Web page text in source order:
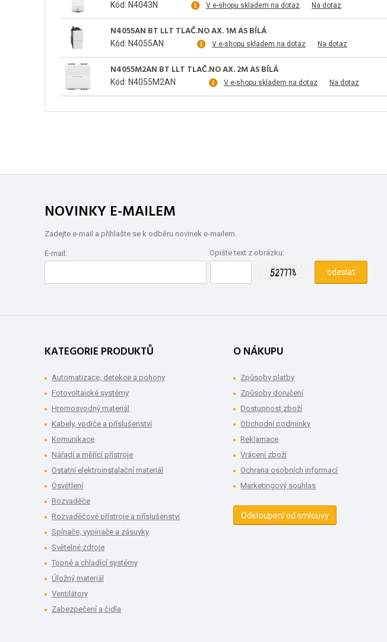
Kód: N4043N V e-shopu skladem na dotaz Na dotaz
N4055AN BT LLT TLAČ.NO AX. 1M AS BÍLÁ
Kód: N4055AN V e-shopu skladem na dotaz Na dotaz
N4055M2AN BT LLT TLAČ.NO AX. 2M AS BÍLÁ
Kód: N4055M2AN V e-shopu skladem na dotaz Na dotaz
NOVINKY E-MAILEM
Zadejte e-mail a přihlašte se k odběru novinek e-mailem.
E-mail: Opište text z obrázku:
KATEGORIE PRODUKTŮ
Automatizace, detekce a pohony
Fotovoltaické systémy
Hromosvodný materiál
Kabely, vodiče a příslušenství
Komunikace
Nářadí a měřící přístroje
Ostatní elektroinstalační materiál
Osvětlení
Rozvaděče
Rozvaděčové přístroje a příslušenství
Spínače, vypínače a zásuvky
Světelné zdroje
Topné a chladící systémy
Úložný materiál
Ventilátory
Zabezpečení a čidla
O NÁKUPU
Způsoby platby
Způsoby doručení
Dostupnost zboží
Obchodní podmínky
Reklamace
Vrácení zboží
Ochrana osobních informací
Marketingový souhlas
Odstoupení od smlouvy